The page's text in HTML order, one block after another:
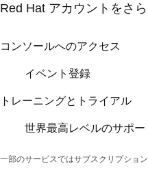
Red Hat アカウントをさ
コンソールへのアクセス
イベント登録
トレーニングとトライアル
世界最高レベルのサポー
一部のサービスではサブスクリプショ